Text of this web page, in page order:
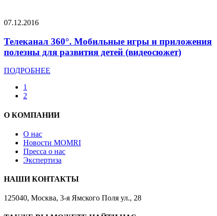
07.12.2016
Телеканал 360°. Мобильные игры и приложения
полезны для развития детей (видеосюжет)
ПОДРОБНЕЕ
1
2
О КОМПАНИИ
О нас
Новости MOMRI
Пресса о нас
Экспертиза
НАШИ КОНТАКТЫ
125040, Москва, 3-я Ямского Поля ул., 28